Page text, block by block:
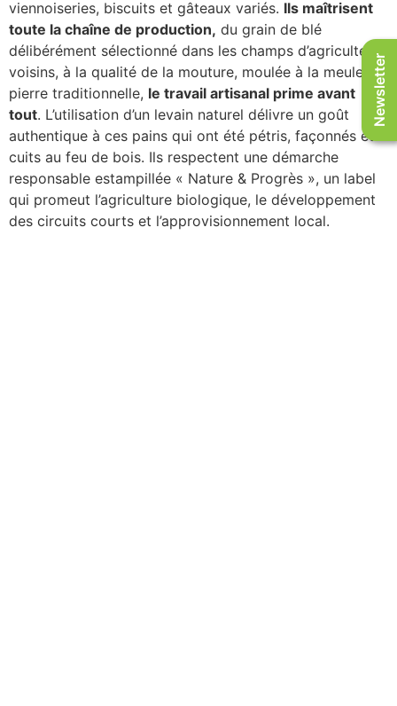
viennoiseries, biscuits et gâteaux variés. Ils maîtrisent
toute la chaîne de production, du grain de blé
délibérément sélectionné dans les champs d’agriculteurs
voisins, à la qualité de la mouture, moulée à la meule de
pierre traditionnelle, le travail artisanal prime avant
tout. L’utilisation d’un levain naturel délivre un goût
authentique à ces pains qui ont été pétris, façonnés et
cuits au feu de bois. Ils respectent une démarche
responsable estampillée « Nature & Progrès », un label
qui promeut l’agriculture biologique, le développement
des circuits courts et l’approvisionnement local.
Newsletter